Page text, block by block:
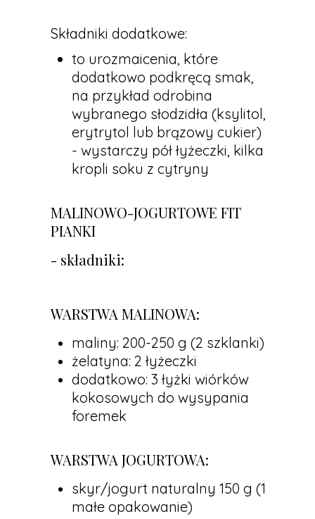
Składniki dodatkowe:
to urozmaicenia, które
dodatkowo podkręcą smak,
na przykład odrobina
wybranego słodzidła (ksylitol,
erytrytol lub brązowy cukier)
- wystarczy pół łyżeczki, kilka
kropli soku z cytryny
MALINOWO-JOGURTOWE FIT
PIANKI
- składniki:
WARSTWA MALINOWA:
maliny: 200-250 g (2 szklanki)
żelatyna: 2 łyżeczki
dodatkowo: 3 łyżki wiórków
kokosowych do wysypania
foremek
WARSTWA JOGURTOWA:
skyr/jogurt naturalny 150 g (1
małe opakowanie)